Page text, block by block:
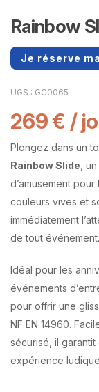
Rainbow
Je réserve
UGS : GC0065
269€ /
Plongez dans un
Rainbow Slide ,
d’amusement
couleurs vives et
immédiatement
de tout événement.
Idéal pour les
événements
pour offrir une
NF EN 14960.
sécurisé, il
expérience